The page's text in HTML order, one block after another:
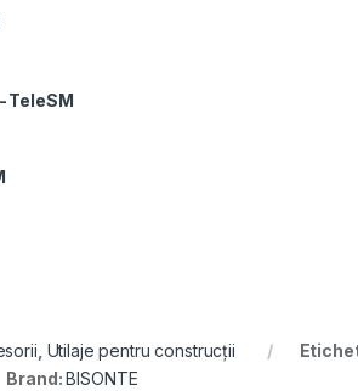
TeleSM
Utilaje pentru construcții
Brand:BISONTE